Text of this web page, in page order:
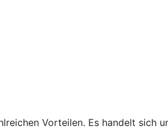
Vorteilen. Es handelt sich